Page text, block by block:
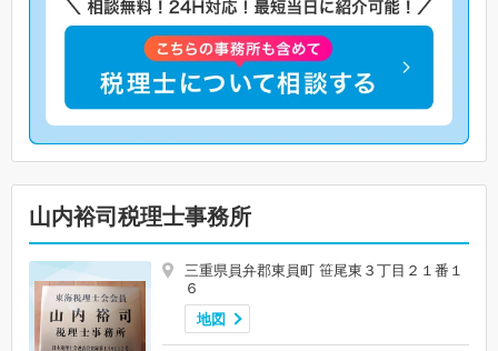
山内裕司税理士事務所
三重県員弁郡東員町 笹尾東３丁目２１番１
６
地図